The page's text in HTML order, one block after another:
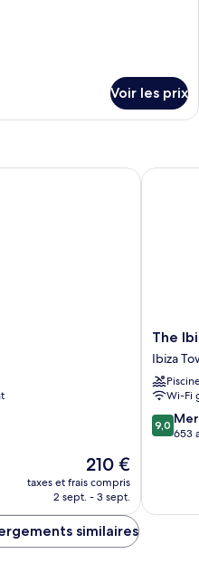
Voir les prix
Le
nouveau
prix
de
210 €
taxes et frais compris
2 sept. - 3 sept.
The
Ibiza
Twiins
Hotel
Ibiza
Town
The
Ibiza
Wi-Fi
9.0
sur
9,0
653
The
similaires